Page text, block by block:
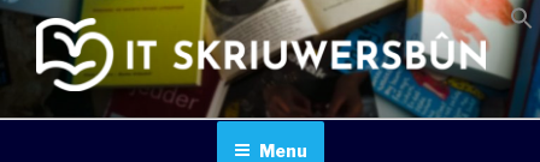
Skip
content
IT SKRIUWERSBOUN
Menu